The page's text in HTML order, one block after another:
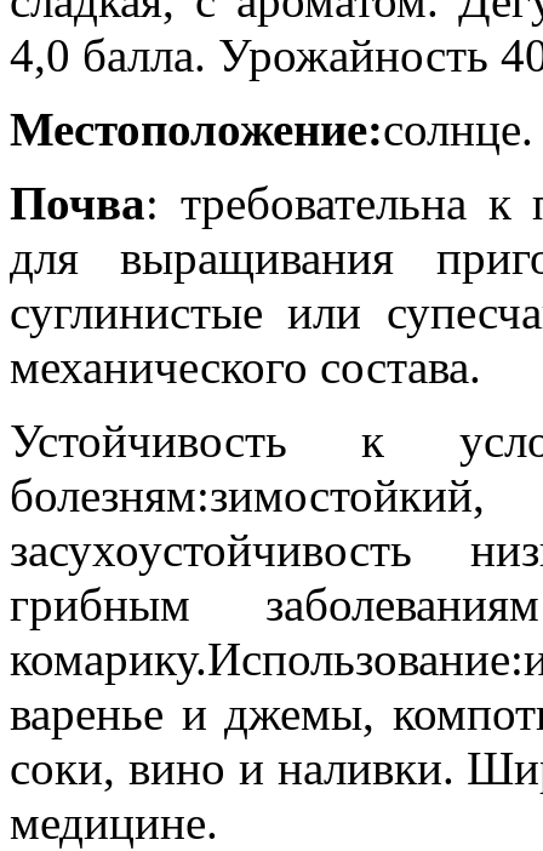
4,0 балла. Урожайность
Местоположение:
Почва: требовательна
для выращивания
суглинистые или
механического состава.
Устойчивость к
засухоустойчивость
грибным
варенье и джемы,
соки, вино и наливки.
медицине.